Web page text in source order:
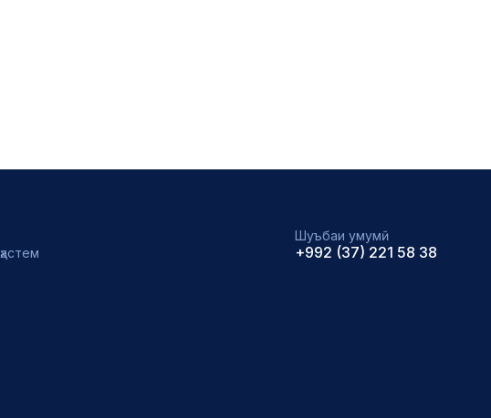
Шуъбаи умумӣ
+992 (37) 221 58 38